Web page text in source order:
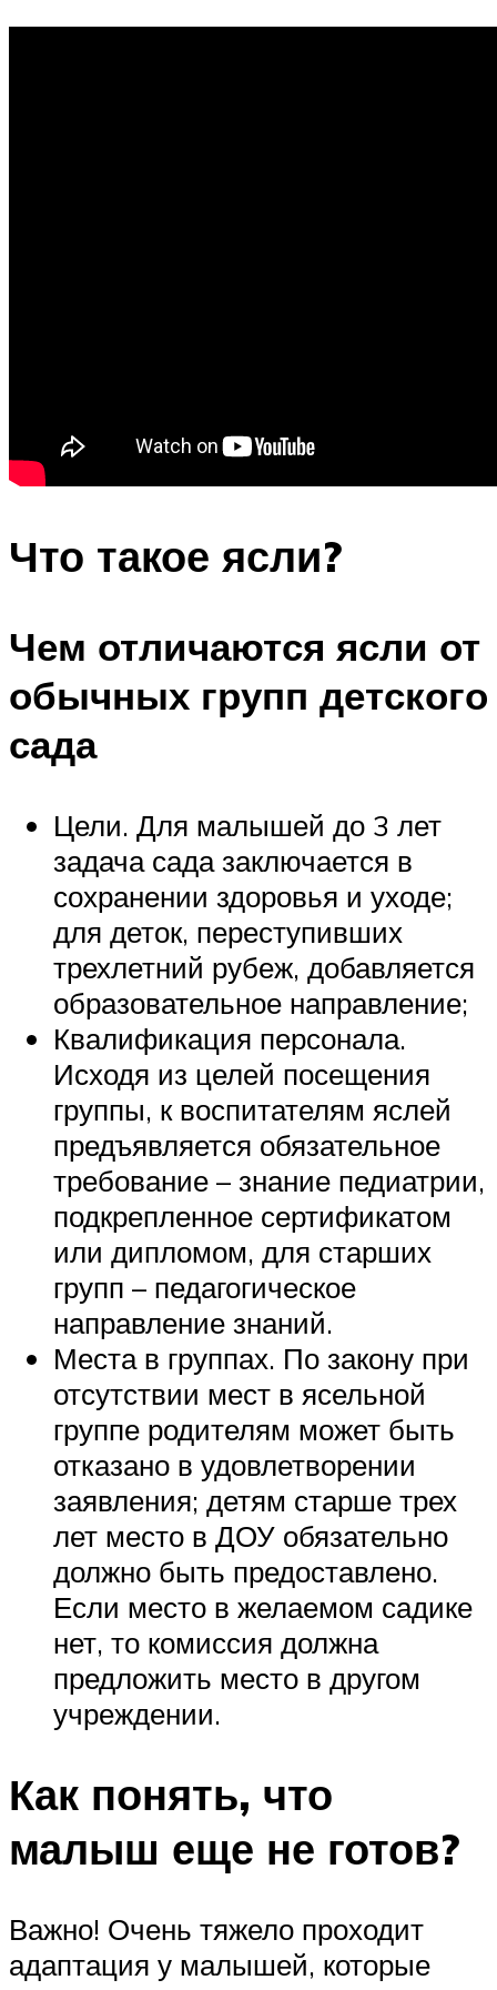
Что такое ясли?
Чем отличаются ясли от
обычных групп детского
сада
Цели. Для малышей до 3 лет
задача сада заключается в
сохранении здоровья и уходе;
для деток, переступивших
трехлетний рубеж, добавляется
образовательное направление;
Квалификация персонала.
Исходя из целей посещения
группы, к воспитателям яслей
предъявляется обязательное
требование – знание педиатрии,
подкрепленное сертификатом
или дипломом, для старших
групп – педагогическое
направление знаний.
Места в группах. По закону при
отсутствии мест в ясельной
группе родителям может быть
отказано в удовлетворении
заявления; детям старше трех
лет место в ДОУ обязательно
должно быть предоставлено.
Если место в желаемом садике
нет, то комиссия должна
предложить место в другом
учреждении.
Как понять, что
малыш еще не готов?
Важно! Очень тяжело проходит
адаптация у малышей, которые